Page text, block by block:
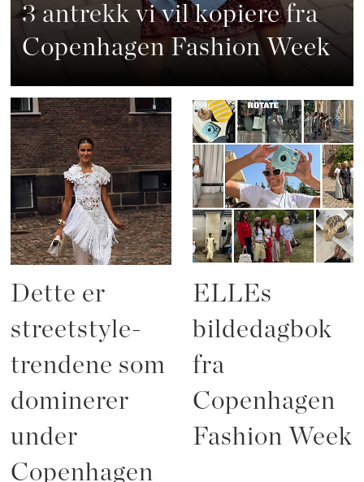
3 antrekk vi vil kopiere fra
Copenhagen Fashion Week
Dette er
streetstyle-
trendene som
dominerer
under
Copenhagen
ELLEs
bildedagbok
fra
Copenhagen
Fashion Week